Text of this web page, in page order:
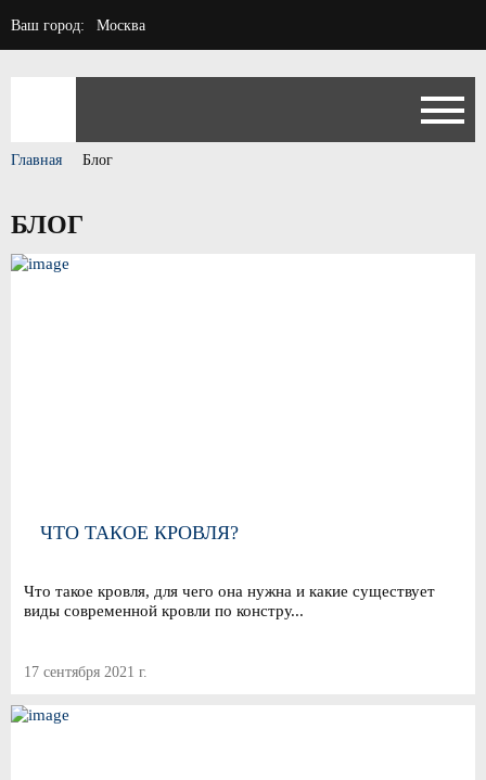
Ваш город: Москва
Главная Блог
БЛОГ
ЧТО ТАКОЕ КРОВЛЯ?
Что такое кровля, для чего она нужна и какие существует
виды современной кровли по констру...
17 сентября 2021 г.